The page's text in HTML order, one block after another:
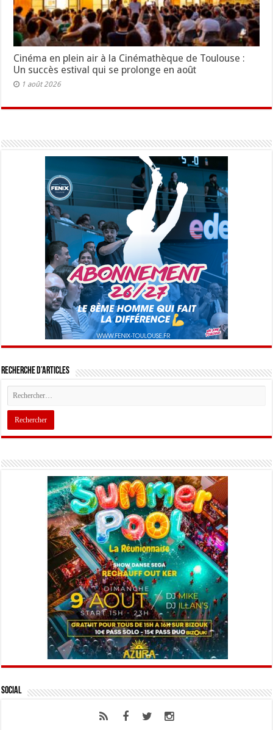
Cinéma en plein air à la Cinémathèque de Toulouse :
Un succès estival qui se prolonge en août
1 août 2026
Recherche d’articles
Social